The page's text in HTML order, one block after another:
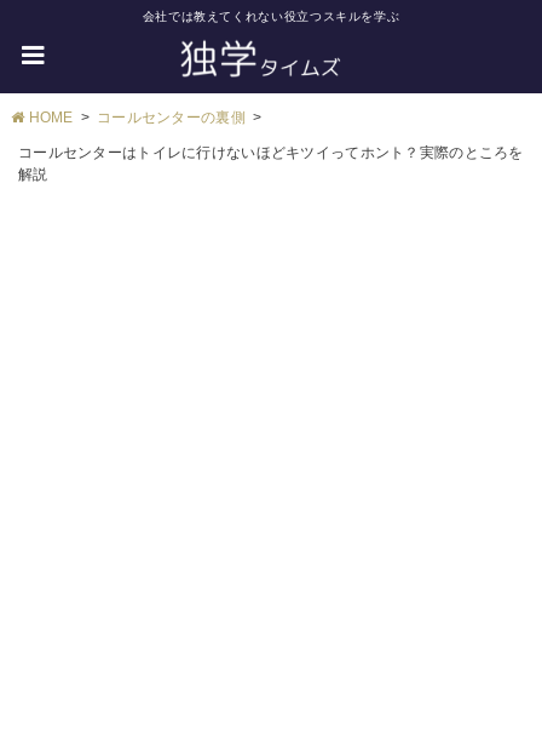
会社では教えてくれない役立つスキルを学ぶ
HOME コールセンターの裏側
コールセンターはトイレに行けないほどキツイってホント？実際のところを
解説